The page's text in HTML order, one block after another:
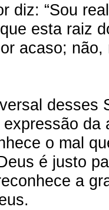
diz: “Sou
esta raiz
acaso; não,
desses
da
o mal
é justo
a